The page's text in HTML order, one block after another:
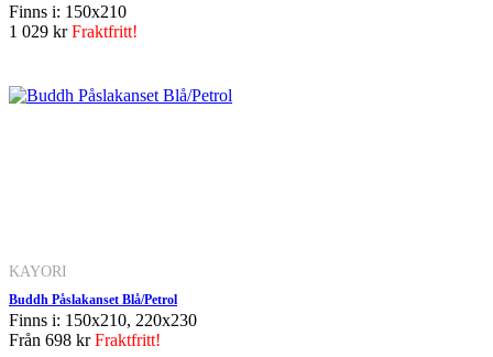
Finns i: 150x210
1 029 krFraktfritt!
KAYORI
Buddh Påslakanset Blå/Petrol
Finns i: 150x210, 220x230
Från 698 krFraktfritt!